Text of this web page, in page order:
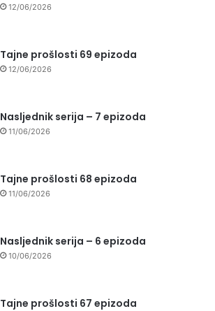
12/06/2026
Tajne prošlosti 69 epizoda
12/06/2026
Nasljednik serija – 7 epizoda
11/06/2026
Tajne prošlosti 68 epizoda
11/06/2026
Nasljednik serija – 6 epizoda
10/06/2026
Tajne prošlosti 67 epizoda